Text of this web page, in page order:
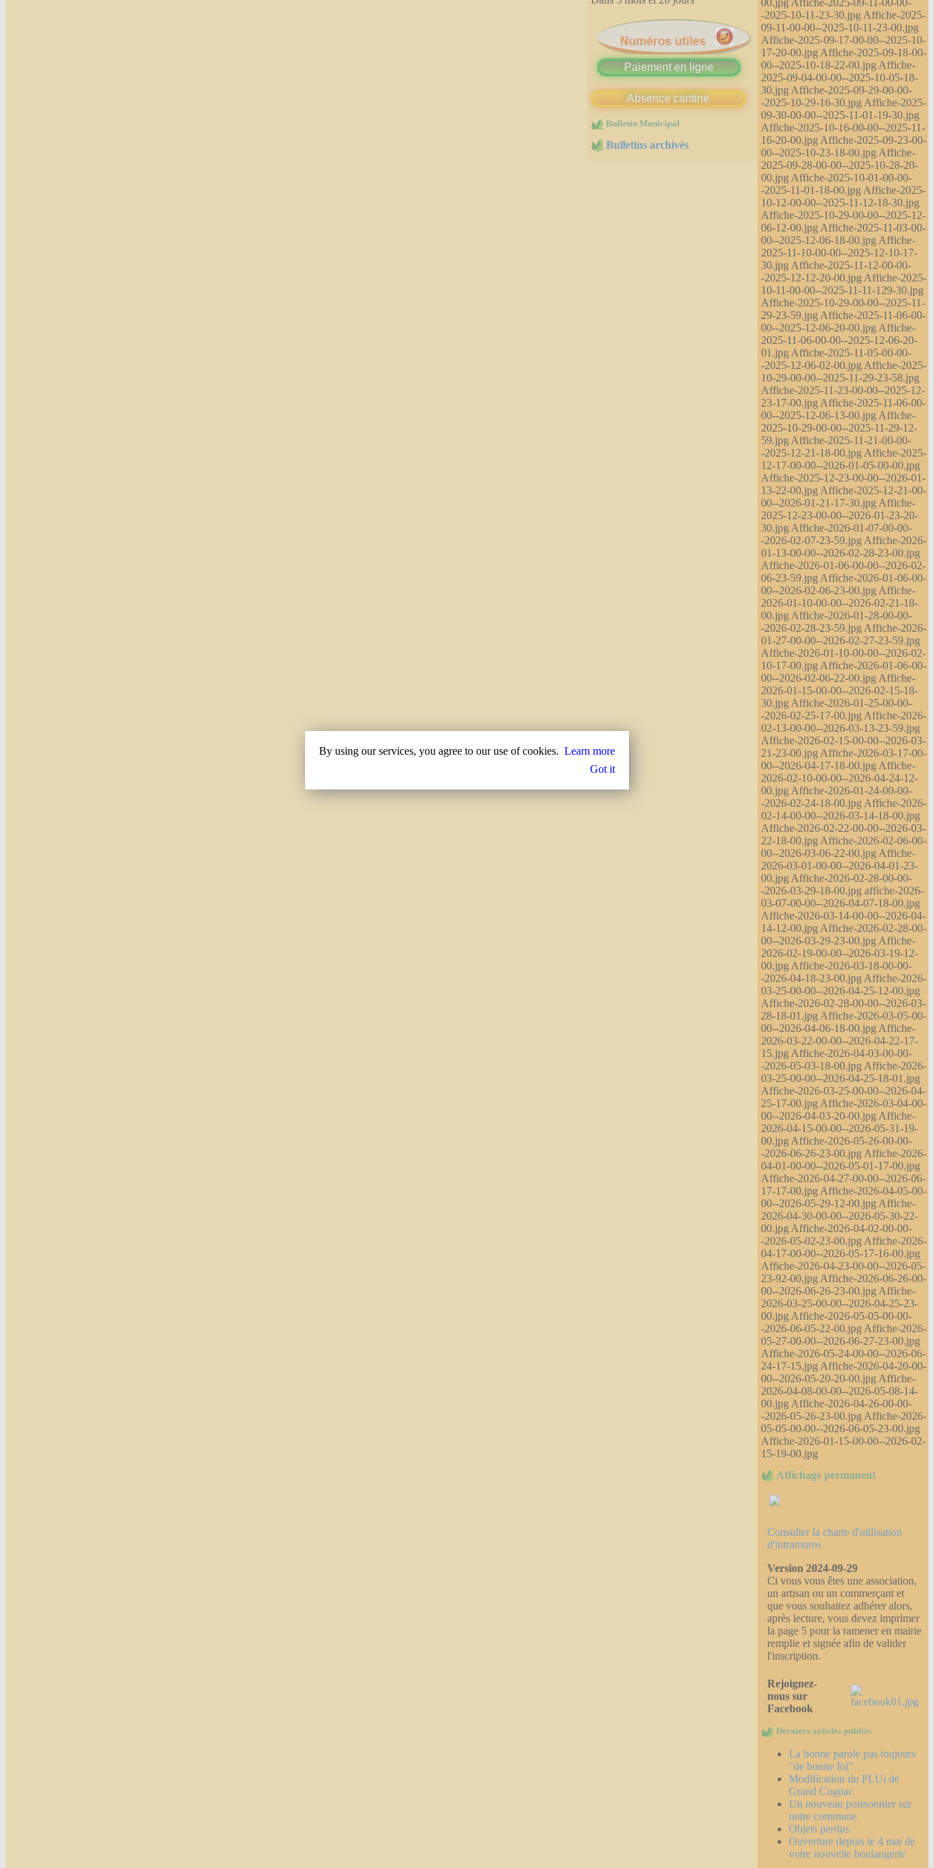
Paiement en ligne
Absence cantine
Bulletin Municipal
Bulletins archivés
-2025-10-11-23-30.jpg Affiche-2025-
09-11-00-00--2025-10-11-23-00.jpg
Affiche-2025-09-17-00-00--2025-10-
17-20-00.jpg Affiche-2025-09-18-00-
00--2025-10-18-22-00.jpg Affiche-
2025-09-04-00-00--2025-10-05-18-
30.jpg Affiche-2025-09-29-00-00-
-2025-10-29-16-30.jpg Affiche-2025-
09-30-00-00--2025-11-01-19-30.jpg
Affiche-2025-10-16-00-00--2025-11-
16-20-00.jpg Affiche-2025-09-23-00-
00--2025-10-23-18-00.jpg Affiche-
2025-09-28-00-00--2025-10-28-20-
00.jpg Affiche-2025-10-01-00-00-
-2025-11-01-18-00.jpg Affiche-2025-
10-12-00-00--2025-11-12-18-30.jpg
Affiche-2025-10-29-00-00--2025-12-
06-12-00.jpg Affiche-2025-11-03-00-
00--2025-12-06-18-00.jpg Affiche-
2025-11-10-00-00--2025-12-10-17-
30.jpg Affiche-2025-11-12-00-00-
-2025-12-12-20-00.jpg Affiche-2025-
10-11-00-00--2025-11-11-129-30.jpg
Affiche-2025-10-29-00-00--2025-11-
29-23-59.jpg Affiche-2025-11-06-00-
00--2025-12-06-20-00.jpg Affiche-
2025-11-06-00-00--2025-12-06-20-
01.jpg Affiche-2025-11-05-00-00-
-2025-12-06-02-00.jpg Affiche-2025-
10-29-00-00--2025-11-29-23-58.jpg
Affiche-2025-11-23-00-00--2025-12-
23-17-00.jpg Affiche-2025-11-06-00-
00--2025-12-06-13-00.jpg Affiche-
2025-10-29-00-00--2025-11-29-12-
59.jpg Affiche-2025-11-21-00-00-
-2025-12-21-18-00.jpg Affiche-2025-
12-17-00-00--2026-01-05-00-00.jpg
Affiche-2025-12-23-00-00--2026-01-
13-22-00.jpg Affiche-2025-12-21-00-
00--2026-01-21-17-30.jpg Affiche-
2025-12-23-00-00--2026-01-23-20-
30.jpg Affiche-2026-01-07-00-00-
-2026-02-07-23-59.jpg Affiche-2026-
01-13-00-00--2026-02-28-23-00.jpg
Affiche-2026-01-06-00-00--2026-02-
06-23-59.jpg Affiche-2026-01-06-00-
00--2026-02-06-23-00.jpg Affiche-
2026-01-10-00-00--2026-02-21-18-
00.jpg Affiche-2026-01-28-00-00-
-2026-02-28-23-59.jpg Affiche-2026-
01-27-00-00--2026-02-27-23-59.jpg
Affiche-2026-01-10-00-00--2026-02-
10-17-00.jpg Affiche-2026-01-06-00-
00--2026-02-06-22-00.jpg Affiche-
2026-01-15-00-00--2026-02-15-18-
30.jpg Affiche-2026-01-25-00-00-
-2026-02-25-17-00.jpg Affiche-2026-
02-13-00-00--2026-03-13-23-59.jpg
Affiche-2026-02-15-00-00--2026-03-
21-23-00.jpg Affiche-2026-03-17-00-
00--2026-04-17-18-00.jpg Affiche-
2026-02-10-00-00--2026-04-24-12-
00.jpg Affiche-2026-01-24-00-00-
-2026-02-24-18-00.jpg Affiche-2026-
02-14-00-00--2026-03-14-18-00.jpg
Affiche-2026-02-22-00-00--2026-03-
22-18-00.jpg Affiche-2026-02-06-00-
00--2026-03-06-22-00.jpg Affiche-
2026-03-01-00-00--2026-04-01-23-
00.jpg Affiche-2026-02-28-00-00-
-2026-03-29-18-00.jpg affiche-2026-
03-07-00-00--2026-04-07-18-00.jpg
Affiche-2026-03-14-00-00--2026-04-
14-12-00.jpg Affiche-2026-02-28-00-
00--2026-03-29-23-00.jpg Affiche-
2026-02-19-00-00--2026-03-19-12-
00.jpg Affiche-2026-03-18-00-00-
-2026-04-18-23-00.jpg Affiche-2026-
03-25-00-00--2026-04-25-12-00.jpg
Affiche-2026-02-28-00-00--2026-03-
28-18-01.jpg Affiche-2026-03-05-00-
00--2026-04-06-18-00.jpg Affiche-
2026-03-22-00-00--2026-04-22-17-
15.jpg Affiche-2026-04-03-00-00-
-2026-05-03-18-00.jpg Affiche-2026-
03-25-00-00--2026-04-25-18-01.jpg
Affiche-2026-03-25-00-00--2026-04-
25-17-00.jpg Affiche-2026-03-04-00-
00--2026-04-03-20-00.jpg Affiche-
2026-04-15-00-00--2026-05-31-19-
00.jpg Affiche-2026-05-26-00-00-
-2026-06-26-23-00.jpg Affiche-2026-
04-01-00-00--2026-05-01-17-00.jpg
Affiche-2026-04-27-00-00--2026-06-
17-17-00.jpg Affiche-2026-04-05-00-
00--2026-05-29-12-00.jpg Affiche-
2026-04-30-00-00--2026-05-30-22-
00.jpg Affiche-2026-04-02-00-00-
-2026-05-02-23-00.jpg Affiche-2026-
04-17-00-00--2026-05-17-16-00.jpg
Affiche-2026-04-23-00-00--2026-05-
23-92-00.jpg Affiche-2026-06-26-00-
00--2026-06-26-23-00.jpg Affiche-
2026-03-25-00-00--2026-04-25-23-
00.jpg Affiche-2026-05-05-00-00-
-2026-06-05-22-00.jpg Affiche-2026-
05-27-00-00--2026-06-27-23-00.jpg
Affiche-2026-05-24-00-00--2026-06-
24-17-15.jpg Affiche-2026-04-20-00-
00--2026-05-20-20-00.jpg Affiche-
2026-04-08-00-00--2026-05-08-14-
00.jpg Affiche-2026-04-26-00-00-
-2026-05-26-23-00.jpg Affiche-2026-
05-05-00-00--2026-06-05-23-00.jpg
Affiche-2026-01-15-00-00--2026-02-
15-19-00.jpg
Affichage permanent
Consulter la charte d'utilisation
d'intramuros
Version 2024-09-29
Ci vous vous êtes une association,
un artisan ou un commerçant et
que vous souhaitez adhérer alors,
après lecture, vous devez imprimer
la page 5 pour la ramener en mairie
remplie et signée afin de valider
l'inscription.
Rejoignez-
nous sur
Facebook
Derniers articles publiés
La bonne parole pas toujours
"de bonne foi"
Modification du PLUi de
Grand Cognac
Un nouveau poissonnier sur
notre commune
Objets perdus
Ouverture depuis le 4 mai de
votre nouvelle boulangerie
By using our services, you agree to our use of cookies. Learn more
Got it